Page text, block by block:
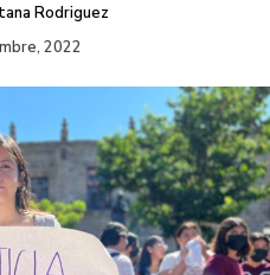
Rodriguez
2022